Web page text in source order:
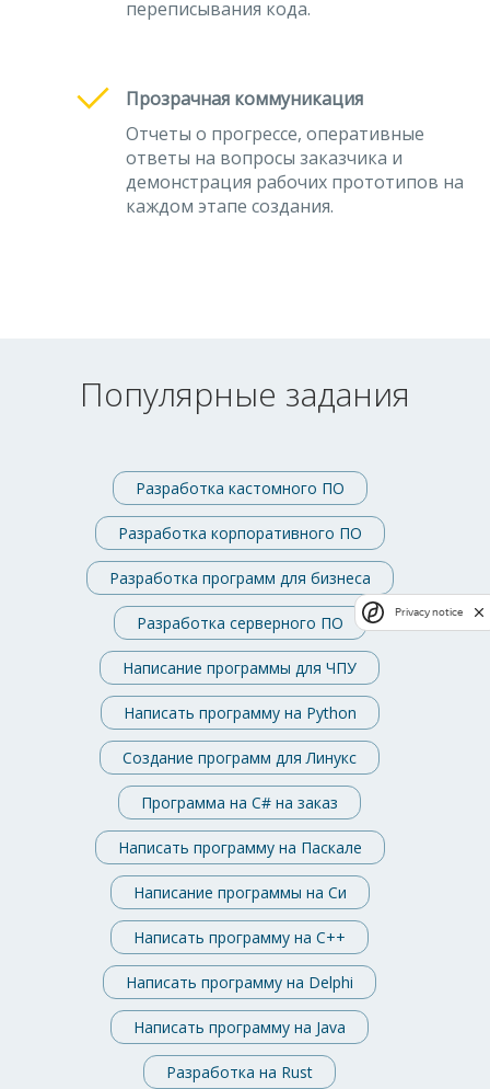
переписывания кода.
Прозрачная коммуникация
Отчеты о прогрессе, оперативные
ответы на вопросы заказчика и
демонстрация рабочих прототипов на
каждом этапе создания.
Популярные задания
Разработка кастомного ПО
Разработка корпоративного ПО
Разработка программ для бизнеса
Разработка серверного ПО
Написание программы для ЧПУ
Написать программу на Python
Создание программ для Линукс
Программа на C# на заказ
Написать программу на Паскале
Написание программы на Си
Написать программу на C++
Написать программу на Delphi
Написать программу на Java
Разработка на Rust
Privacy notice